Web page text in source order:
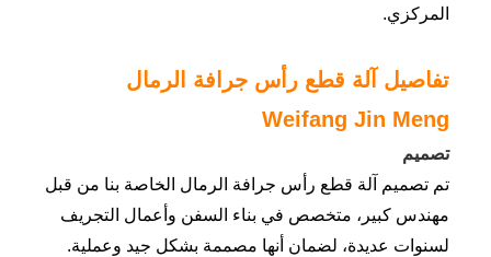
المركزي.
تفاصيل آلة قطع رأس جرافة الرمال
Weifang Jin Meng
تصميم
تم تصميم آلة قطع رأس جرافة الرمال الخاصة بنا من قبل
مهندس كبير، متخصص في بناء السفن وأعمال التجريف
لسنوات عديدة، لضمان أنها مصممة بشكل جيد وعملية.